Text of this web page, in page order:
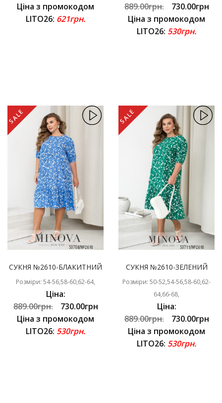
Ціна з промокодом
LITO26: 621грн.
889.00грн.
730.00грн
Ціна з промокодом
LITO26: 530грн.
SALE
СУКНЯ №2610-БЛАКИТНИЙ
Розміри: 54-56,58-60,62-64,
Ціна:
889.00грн.
730.00грн
Ціна з промокодом
LITO26: 530грн.
SALE
СУКНЯ №2610-ЗЕЛЕНИЙ
Розміри: 50-52,54-56,58-60,62-
64,66-68,
Ціна:
889.00грн.
730.00грн
Ціна з промокодом
LITO26: 530грн.